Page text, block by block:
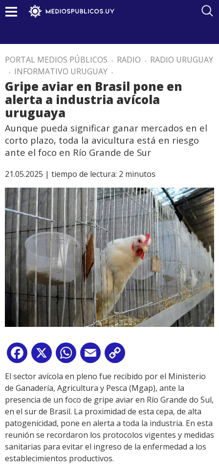
PORTAL MEDIOS PÚBLICOS . RADIO . RADIO URUGUAY
. INFORMATIVO URUGUAY .
Gripe aviar en Brasil pone en
alerta a industria avícola
uruguaya
Aunque pueda significar ganar mercados en el
corto plazo, toda la avicultura está en riesgo
ante el foco en Río Grande de Sur
21.05.2025 | tiempo de lectura: 2 minutos
Facebook
X WhatsApp
Email
Link
El sector avícola en pleno fue recibido por el Ministerio
de Ganadería, Agricultura y Pesca (Mgap), ante la
presencia de un foco de gripe aviar en Río Grande do Sul,
en el sur de Brasil. La proximidad de esta cepa, de alta
patogenicidad, pone en alerta a toda la industria. En esta
reunión se recordaron los protocolos vigentes y medidas
sanitarias para evitar el ingreso de la enfermedad a los
establecimientos productivos.